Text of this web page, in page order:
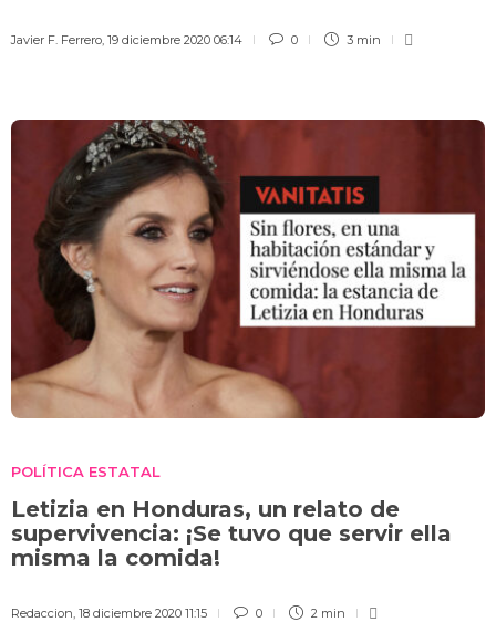
Javier F. Ferrero, 19 diciembre 2020 06:14 0 3 min
POLÍTICA ESTATAL
Letizia en Honduras, un relato de
supervivencia: ¡Se tuvo que servir ella
misma la comida!
Redaccion, 18 diciembre 2020 11:15 0 2 min